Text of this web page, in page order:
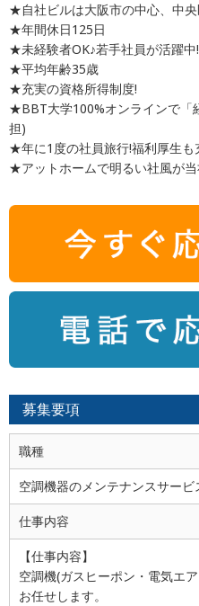
★自社ビルは大阪市の中心、中央
★年間休日125日
★未経験者OK♪若手社員が活躍中!
★平均年齢35歳
★充実の資格所得制度!
★BBT大学100%オンラインで「
担)
★年に1度の社員旅行!福利厚生も
★アットホームで明るい社風が当
募集要項
職種
空調機器のメンテナンスサービ
仕事内容
【仕事内容】
空調機(ガスヒーポン・電気エ
お任せします。